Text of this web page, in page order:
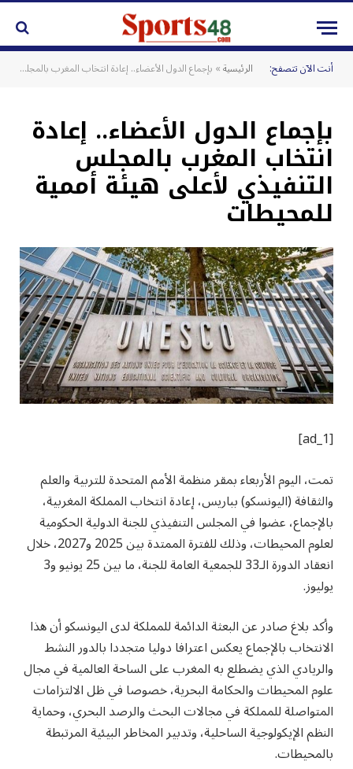
أنت الآن تتصفح: الرئيسية» بإجماع الدول الأعضاء.. إعادة انتخاب المغرب بالمجلس التنفيذي لأعلى هيئة أممية للمحيطات
بإجماع الدول الأعضاء.. إعادة
انتخاب المغرب بالمجلس
التنفيذي لأعلى هيئة أممية
للمحيطات
[ad_1]
تمت، اليوم الأربعاء بمقر منظمة الأمم المتحدة للتربية والعلم
والثقافة (اليونسكو) بباريس، إعادة انتخاب المملكة المغربية،
بالإجماع، عضوا في المجلس التنفيذي للجنة الدولية الحكومية
لعلوم المحيطات، وذلك للفترة الممتدة بين 2025 و2027، خلال
انعقاد الدورة الـ33 للجمعية العامة للجنة، ما بين 25 يونيو و3
يوليوز.
وأكد بلاغ صادر عن البعثة الدائمة للمملكة لدى اليونسكو أن هذا
الانتخاب بالإجماع يعكس اعترافا دوليا متجددا بالدور النشط
والريادي الذي يضطلع به المغرب على الساحة العالمية في مجال
علوم المحيطات والحكامة البحرية، خصوصا في ظل الالتزامات
المتواصلة للمملكة في مجالات البحث والرصد البحري، وحماية
النظم الإيكولوجية الساحلية، وتدبير المخاطر البيئية المرتبطة
بالمحيطات.